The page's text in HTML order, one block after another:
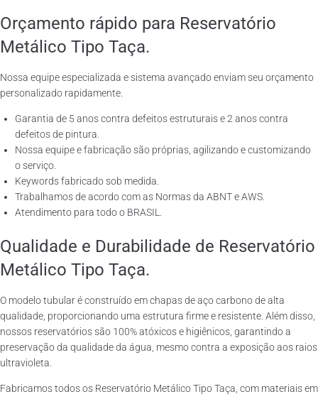
Orçamento rápido para Reservatório
Metálico Tipo Taça.
Nossa equipe especializada e sistema avançado enviam seu orçamento
personalizado rapidamente.
Garantia de 5 anos contra defeitos estruturais e 2 anos contra
defeitos de pintura.
Nossa equipe e fabricação são próprias, agilizando e customizando
o serviço.
Keywords fabricado sob medida.
Trabalhamos de acordo com as Normas da ABNT e AWS.
Atendimento para todo o BRASIL.
Qualidade e Durabilidade de Reservatório
Metálico Tipo Taça.
O modelo tubular é construído em chapas de aço carbono de alta
qualidade, proporcionando uma estrutura firme e resistente. Além disso,
nossos reservatórios são 100% atóxicos e higiênicos, garantindo a
preservação da qualidade da água, mesmo contra a exposição aos raios
ultravioleta.
Fabricamos todos os Reservatório Metálico Tipo Taça, com materiais em